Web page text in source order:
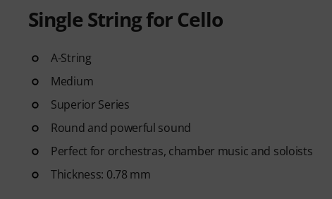
Single String for Cello
A-String
Medium
Superior Series
Round and powerful sound
Perfect for orchestras, chamber music and soloists
Thickness: 0.78 mm